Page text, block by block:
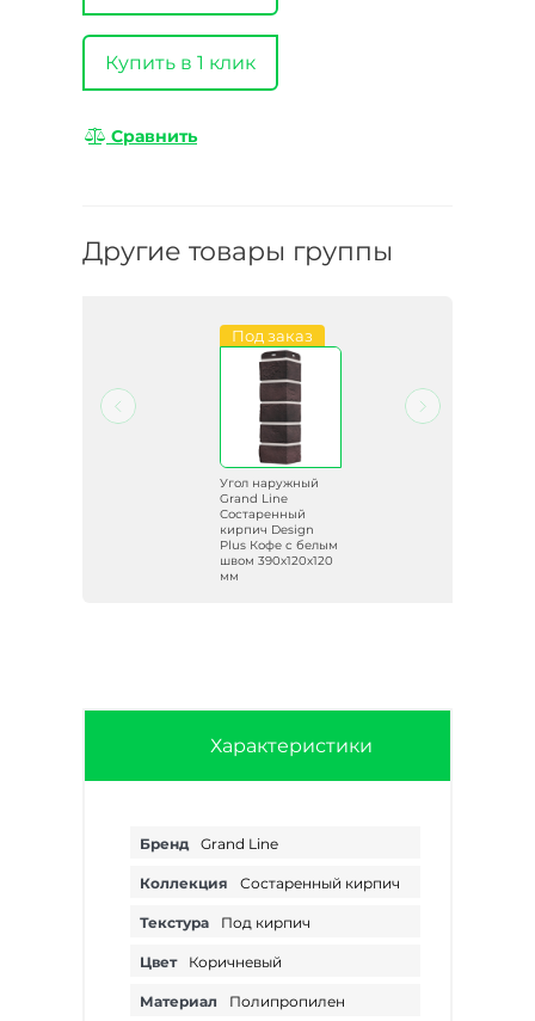
Купить в 1 клик
Сравнить
Другие товары группы
Под заказ
Угол наружный
Grand Line
Состаренный
кирпич Design
Plus Кофе с белым
швом 390х120х120
мм
Характеристики
Бренд Grand Line
Коллекция Состаренный кирпич
Текстура Под кирпич
Цвет Коричневый
Материал Полипропилен